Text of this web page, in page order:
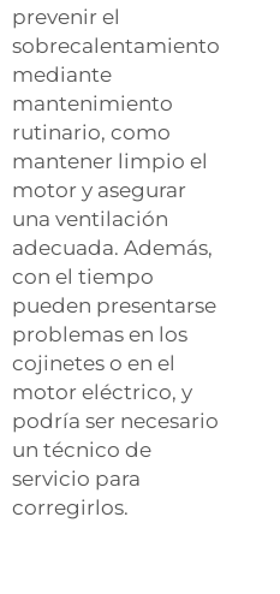
prevenir el
sobrecalentamiento
mediante
mantenimiento
rutinario, como
mantener limpio el
motor y asegurar
una ventilación
adecuada. Además,
con el tiempo
pueden presentarse
problemas en los
cojinetes o en el
motor eléctrico, y
podría ser necesario
un técnico de
servicio para
corregirlos.